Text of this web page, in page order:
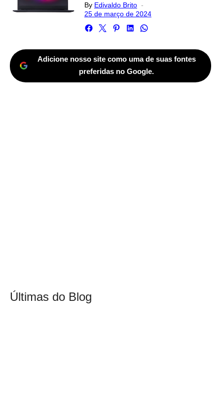
By Edivaldo Brito
on
25 de março de 2024
Adicione nosso site como uma de suas fontes
preferidas no Google.
Últimas do Blog